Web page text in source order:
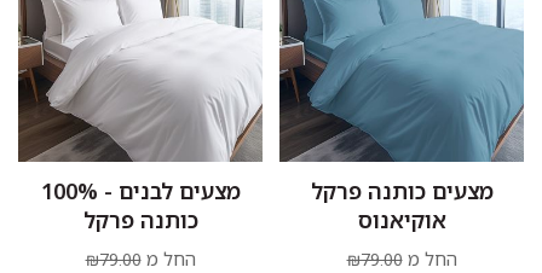
מצעים כותנה פרקל
אוקיאנוס
החל מ ₪79.00
מצעים לבנים - 100%
כותנה פרקל
החל מ ₪79.00